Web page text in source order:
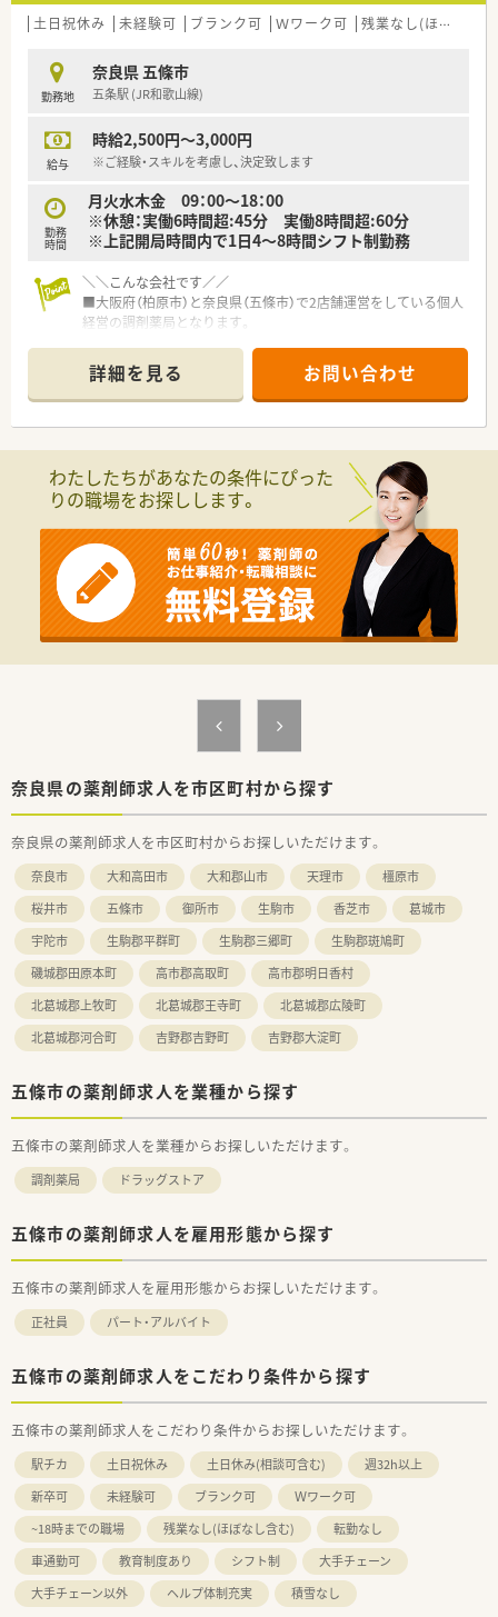
していただける方を歓迎します。
ングや服薬指導ができる方を求めています。
■チームワークを尊重し、他のスタッフと協力しながら円滑に業
務を進められる方を募集しています。
【法人特徴について】
■関西を基盤とするドラッグストアですが、調剤専門薬局も多数
■患者様一人ひとりとの対話を重視したカウンセリングに力を
入れており、信頼関係を大切にしています。
■今後も調剤薬局の新規出店や併設化を積極的に進め、地域医療
土日祝休み 未経験可 ブランク可 Ｗワーク可 残業なし(ほぼなし含む)
勤務地
奈良県 五條市
五条駅 (JR和歌山線)
給与
時給2,500円～3,000円
※ご経験・スキルを考慮し、決定致します
勤務
時間
月火水木金 09：00～18：00
※休憩：実働6時間超:45分 実働8時間超:60分
※上記開局時間内で1日4～8時間シフト制勤務
＼＼こんな会社です／／
■大阪府（柏原市）と奈良県（五條市）で2店舗運営をしている個人
経営の調剤薬局となります。
のためヘルプ体制も整えていらっしゃいます。
■それぞれの家庭環境に合わせて曜日や時間を調整いただける
ため柔軟な働き方がしやすいです。
■処方箋は40～50枚/日程度で午前中に8割以上集中します。
■薬剤師の体制はAM2名以上、PMは1～2名ですが、ピッキング
サポートも入っており来局者も少ないため安心です。
■病院の門前となりますが、高齢者を中心にDO処方が多く、単調
な調剤が多い薬局となります。
詳細を見る お問い合わせ
わたしたちがあなたの条件にぴった
りの職場をお探しします。
奈良県の薬剤師求人を市区町村から探す
奈良県の薬剤師求人を市区町村からお探しいただけます。
奈良市 大和高田市 大和郡山市 天理市
橿原市
桜井市
五條市 御所市 生駒市 香芝市
葛城市
宇陀市
生駒郡平群町 生駒郡三郷町
生駒郡斑鳩町
磯城郡田原本町
高市郡高取町
高市郡明日香村
北葛城郡上牧町
北葛城郡王寺町
北葛城郡広陵町
北葛城郡河合町
吉野郡吉野町 吉野郡大淀町
五條市の薬剤師求人を業種から探す
五條市の薬剤師求人を業種からお探しいただけます。
調剤薬局 ドラッグストア
五條市の薬剤師求人を雇用形態から探す
五條市の薬剤師求人を雇用形態からお探しいただけます。
正社員 パート・アルバイト
五條市の薬剤師求人をこだわり条件から探す
五條市の薬剤師求人をこだわり条件からお探しいただけます。
駅チカ 土日祝休み 土日休み(相談可含む)
週32h以上
新卒可
未経験可 ブランク可
Ｗワーク可
~18時までの職場
残業なし(ほぼなし含む)
転勤なし
車通勤可
教育制度あり シフト制
大手チェーン
大手チェーン以外
ヘルプ体制充実 積雪なし